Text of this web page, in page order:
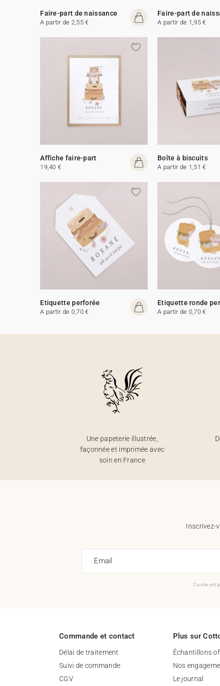
Faire-part de naissance
A partir de 2,55 €
Faire-part de
A partir de 1,95 €
Affiche faire-part
19,40 €
Boîte à biscuits
A partir de 1,51 €
Etiquette perforée
A partir de 0,70 €
Etiquette ronde
A partir de 0,70 €
Une papeterie illustrée,
façonnée et imprimée avec
soin en France
Inscrivez-
Email
Ce site est
Commande et contact
Délai de traitement
Suivi de commande
CGV
Plus sur
Échantillons
Nos
Le journal